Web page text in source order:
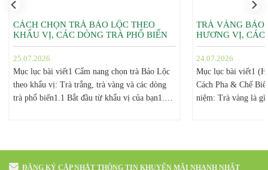
CÁCH CHỌN TRÀ BẢO LỘC THEO
KHẨU VỊ, CÁC DÒNG TRÀ PHỔ BIẾN
25.07.2026
Mục lục bài viết1 Cẩm nang chọn trà Bảo Lộc
theo khẩu vị: Trà trắng, trà vàng và các dòng
trà phổ biến1.1 Bắt đầu từ khẩu vị của bạn1.2
TRÀ VÀNG BẢO
HƯƠNG VỊ,
24.07.2026
Mục lục bài viết1
Cách Pha & Chế
niệm: Trà vàng là
Trà...
ĐĂNG KÝ CẬP NHẬT THÔNG TIN KHUYẾN MÃI NHANH NHẤT